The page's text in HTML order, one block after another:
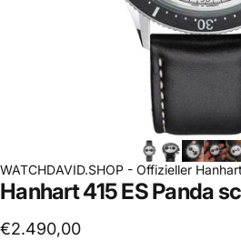
WATCHDAVID.SHOP - Offizieller
Hanhart415ESPanda
€2.490,00